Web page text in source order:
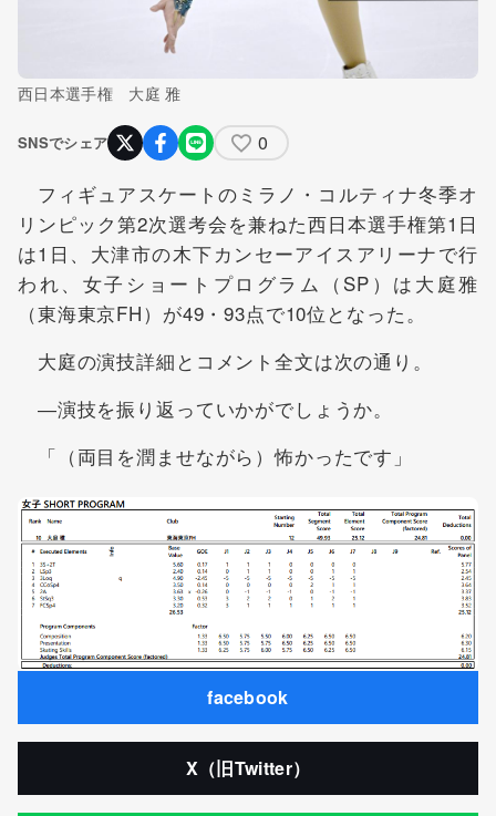
西日本選手権 大庭 雅
SNSでシェア 0
フィギュアスケートのミラノ・コルティナ冬季オ
リンピック第2次選考会を兼ねた西日本選手権第1日
は1日、大津市の木下カンセーアイスアリーナで行
われ、女子ショートプログラム（SP）は大庭雅
（東海東京FH）が49・93点で10位となった。
大庭の演技詳細とコメント全文は次の通り。
―演技を振り返っていかがでしょうか。
「（両目を潤ませながら）怖かったです」
facebook
X（旧Twitter）